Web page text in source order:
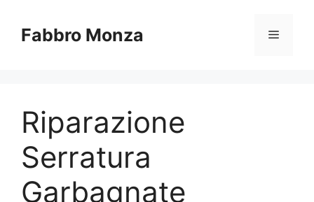
contenuto
Fabbro Monza Menu
Riparazione
Serratura
Garbagnate